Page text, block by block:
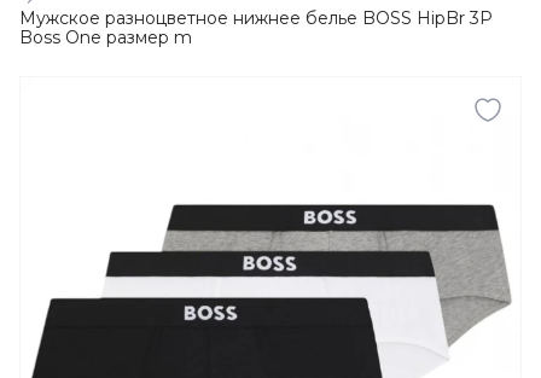
Мужское разноцветное нижнее белье BOSS HipBr 3P
Boss One размер m